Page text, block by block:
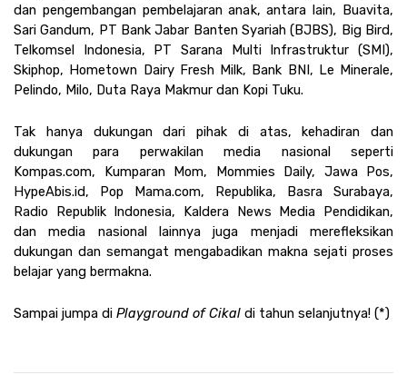
dan pengembangan pembelajaran anak, antara lain, Buavita,
Sari Gandum, PT Bank Jabar Banten Syariah (BJBS), Big Bird,
Telkomsel Indonesia, PT Sarana Multi Infrastruktur (SMI),
Skiphop, Hometown Dairy Fresh Milk, Bank BNI, Le Minerale,
Pelindo, Milo, Duta Raya Makmur dan Kopi Tuku.
Tak hanya dukungan dari pihak di atas, kehadiran dan
dukungan para perwakilan media nasional seperti
Kompas.com, Kumparan Mom, Mommies Daily, Jawa Pos,
HypeAbis.id, Pop Mama.com, Republika, Basra Surabaya,
Radio Republik Indonesia, Kaldera News Media Pendidikan,
dan media nasional lainnya juga menjadi merefleksikan
dukungan dan semangat mengabadikan makna sejati proses
belajar yang bermakna.
Sampai jumpa di Playground of Cikal di tahun selanjutnya! (*)